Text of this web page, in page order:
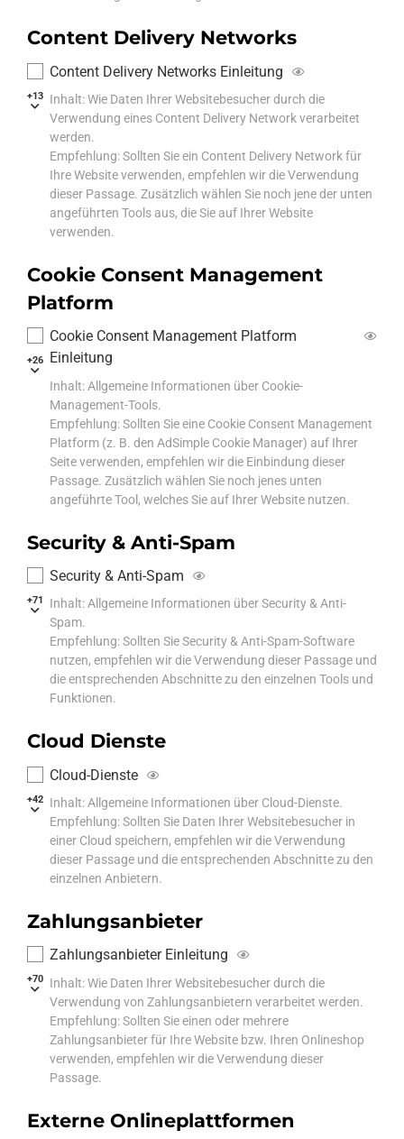
Content Delivery Networks
+13
Content Delivery Networks Einleitung
Inhalt: Wie Daten Ihrer Websitebesucher durch die
Verwendung eines Content Delivery Network verarbeitet
werden.
Empfehlung: Sollten Sie ein Content Delivery Network für
Ihre Website verwenden, empfehlen wir die Verwendung
dieser Passage. Zusätzlich wählen Sie noch jene der unten
angeführten Tools aus, die Sie auf Ihrer Website
verwenden.
Cookie Consent Management
Platform
+26
Cookie Consent Management Platform
Einleitung
Inhalt: Allgemeine Informationen über Cookie-
Management-Tools.
Empfehlung: Sollten Sie eine Cookie Consent Management
Platform (z. B. den AdSimple Cookie Manager) auf Ihrer
Seite verwenden, empfehlen wir die Einbindung dieser
Passage. Zusätzlich wählen Sie noch jenes unten
angeführte Tool, welches Sie auf Ihrer Website nutzen.
Security & Anti-Spam
+71
Security & Anti-Spam
Inhalt: Allgemeine Informationen über Security & Anti-
Spam.
Empfehlung: Sollten Sie Security & Anti-Spam-Software
nutzen, empfehlen wir die Verwendung dieser Passage und
die entsprechenden Abschnitte zu den einzelnen Tools und
Funktionen.
Cloud Dienste
+42
Cloud-Dienste
Inhalt: Allgemeine Informationen über Cloud-Dienste.
Empfehlung: Sollten Sie Daten Ihrer Websitebesucher in
einer Cloud speichern, empfehlen wir die Verwendung
dieser Passage und die entsprechenden Abschnitte zu den
einzelnen Anbietern.
Zahlungsanbieter
+70
Zahlungsanbieter Einleitung
Inhalt: Wie Daten Ihrer Websitebesucher durch die
Verwendung von Zahlungsanbietern verarbeitet werden.
Empfehlung: Sollten Sie einen oder mehrere
Zahlungsanbieter für Ihre Website bzw. Ihren Onlineshop
verwenden, empfehlen wir die Verwendung dieser
Passage.
Externe Onlineplattformen